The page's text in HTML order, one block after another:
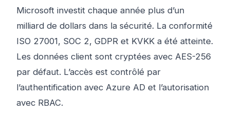
Microsoft investit chaque année plus d’un
milliard de dollars dans la sécurité. La conformité
ISO 27001, SOC 2, GDPR et KVKK a été atteinte.
Les données client sont cryptées avec AES-256
par défaut. L’accès est contrôlé par
l’authentification avec Azure AD et l’autorisation
avec RBAC.